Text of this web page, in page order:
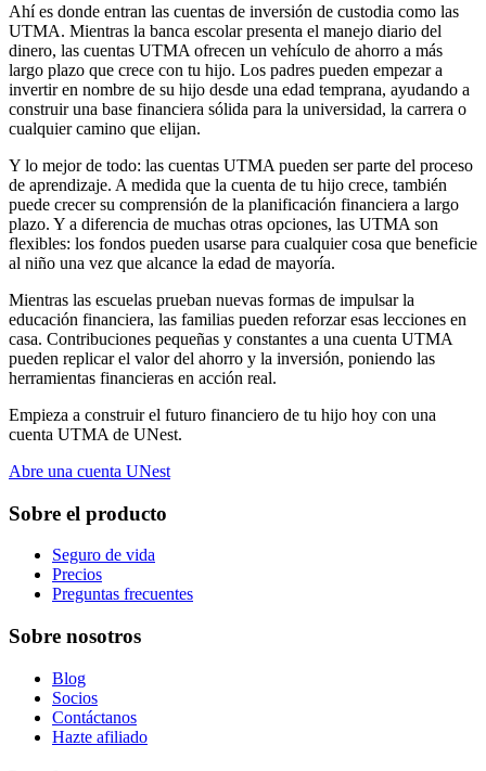
Ahí es donde entran las cuentas de inversión de custodia como las
UTMA. Mientras la banca escolar presenta el manejo diario del
dinero, las cuentas UTMA ofrecen un vehículo de ahorro a más
largo plazo que crece con tu hijo. Los padres pueden empezar a
invertir en nombre de su hijo desde una edad temprana, ayudando a
construir una base financiera sólida para la universidad, la carrera o
cualquier camino que elijan.
Y lo mejor de todo: las cuentas UTMA pueden ser parte del proceso
de aprendizaje. A medida que la cuenta de tu hijo crece, también
puede crecer su comprensión de la planificación financiera a largo
plazo. Y a diferencia de muchas otras opciones, las UTMA son
flexibles: los fondos pueden usarse para cualquier cosa que beneficie
al niño una vez que alcance la edad de mayoría.
Mientras las escuelas prueban nuevas formas de impulsar la
educación financiera, las familias pueden reforzar esas lecciones en
casa. Contribuciones pequeñas y constantes a una cuenta UTMA
pueden replicar el valor del ahorro y la inversión, poniendo las
herramientas financieras en acción real.
Empieza a construir el futuro financiero de tu hijo hoy con una
cuenta UTMA de UNest.
Abre una cuenta UNest
Sobre el producto
Seguro de vida
Precios
Preguntas frecuentes
Sobre nosotros
Blog
Socios
Contáctanos
Hazte afiliado